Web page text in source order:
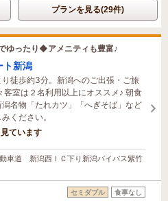
プランを見る(29件)
ゆったり◆アメニティも豊富♪
ト新潟
徒歩約3分。新潟へのご出張・ご旅
客室は２名利用以上にオススメ♪ 朝食
名物「たれカツ」「へぎそば」など
ください。
ています
れました
車道 新潟西ＩＣ下り新潟バイパス紫竹
セミダブル 食事なし